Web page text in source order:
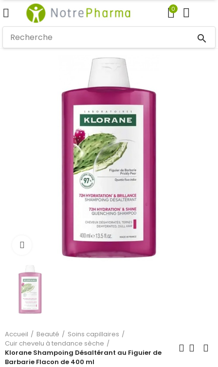
0
search
Cliquez pour agrandir
Accueil Beauté
Soins capillaires
Cuir chevelu à tendance sèche
Klorane Shampoing Désaltérant au Figuier de
Barbarie Flacon de 400 ml